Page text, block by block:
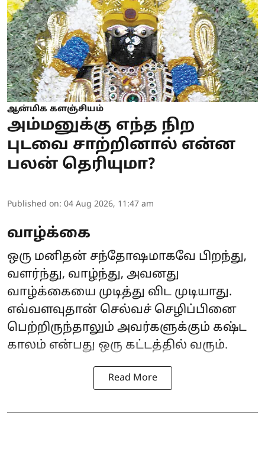
ஆன்மிக களஞ்சியம்
அம்மனுக்கு எந்த நிற
புடவை சாற்றினால் என்ன
பலன் தெரியுமா?
Published on: 04 Aug 2026, 11:47 am
வாழ்க்கை
ஒரு மனிதன் சந்தோஷமாகவே பிறந்து,
வளர்ந்து, வாழ்ந்து, அவனது
வாழ்க்கையை முடித்து விட முடியாது.
எவ்வளவுதான் செல்வச் செழிப்பினை
பெற்றிருந்தாலும் அவர்களுக்கும் கஷ்ட
காலம் என்பது ஒரு கட்டத்தில் வரும்.
Read More